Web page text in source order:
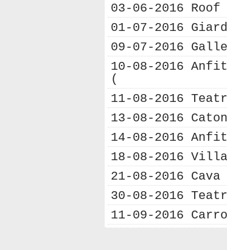
03-06-2016
01-07-2016
09-07-2016
10-08-2016
(
11-08-2016
13-08-2016
14-08-2016
18-08-2016
21-08-2016
30-08-2016
11-09-2016